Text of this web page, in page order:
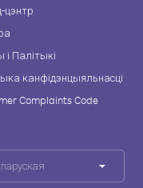
цэнтр
Палітыкі
канфідэнцыяльнасці
Complaints Code